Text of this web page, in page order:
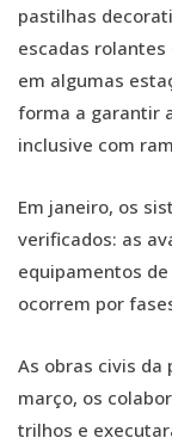
pastilhas
escadas
em algumas
forma a garantir
inclusive com
Em janeiro, os
verificados: as
equipamentos
ocorrem por
As obras civis da
março, os
trilhos e